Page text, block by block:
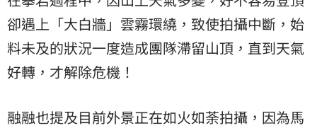
卻遇上「大白牆」雲霧環繞，致使拍攝中斷，始
料未及的狀況一度造成團隊滯留山頂，直到天氣
好轉，才解除危機！
融融也提及目前外景正在如火如荼拍攝，因為馬